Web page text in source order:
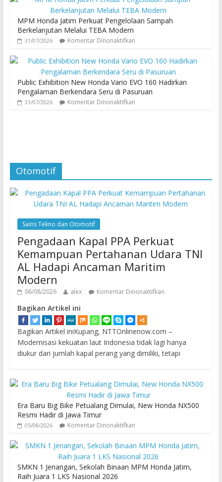
MPM Honda Jatim Perkuat Pengelolaan Sampah
Berkelanjutan Melalui TEBA Modern
31/07/2026 Komentar Dinonaktifkan
Public Exhibition New Honda Vario EVO 160 Hadirkan
Pengalaman Berkendara Seru di Pasuruan
31/07/2026 Komentar Dinonaktifkan
Otomotif
Sains Tekno dan Otomotif
Pengadaan Kapal PPA Perkuat
Kemampuan Pertahanan Udara TNI
AL Hadapi Ancaman Maritim
Modern
06/08/2026 alex Komentar Dinonaktifkan
Bagikan Artikel ini
Bagikan Artikel iniKupang, NTTOnlinenow.com –
Modernisasi kekuatan laut Indonesia tidak lagi hanya
diukur dari jumlah kapal perang yang dimiliki, tetapi
Era Baru Big Bike Petualang Dimulai, New Honda NX500
Resmi Hadir di Jawa Timur
05/08/2026 Komentar Dinonaktifkan
SMKN 1 Jenangan, Sekolah Binaan MPM Honda Jatim,
Raih Juara 1 LKS Nasional 2026